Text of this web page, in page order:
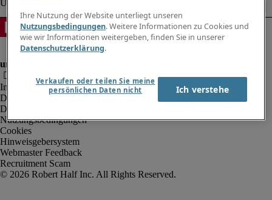
Impressum
Datenschutz
Datenschutz Arbeitnehmer/Zeitarbeitskräfte
Nutzungsbedingungen
Cookies
Hinweisgebersystem
Webmaster Feedback
Recruitment Scam
Ihre Nutzung der Website unterliegt unseren
Nutzungsbedingungen. Weitere Informationen zu Cookies und
wie wir Informationen weitergeben, finden Sie in unserer
Datenschutzerklärung.
Verkaufen oder teilen Sie meine
persönlichen Daten nicht
Ich verstehe